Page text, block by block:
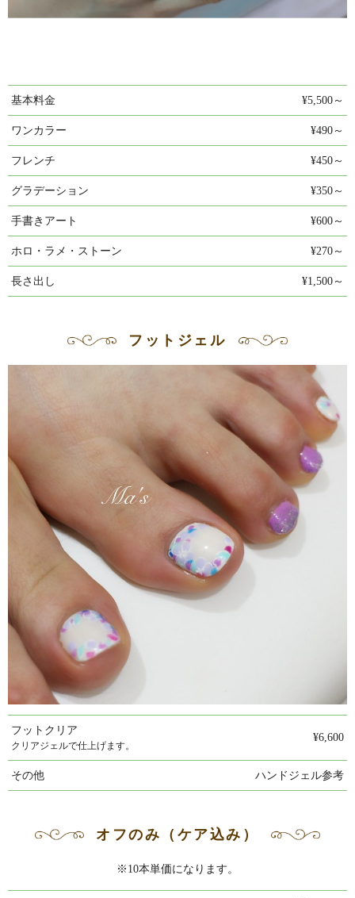
基本料金 ¥5,500～
ワンカラー ¥490～
フレンチ ¥450～
グラデーション ¥350～
手書きアート ¥600～
ホロ・ラメ・ストーン ¥270～
長さ出し ¥1,500～
フットジェル
フットクリア
クリアジェルで仕上げます。
¥6,600
その他 ハンドジェル参考
オフのみ（ケア込み）
※10本単価になります。